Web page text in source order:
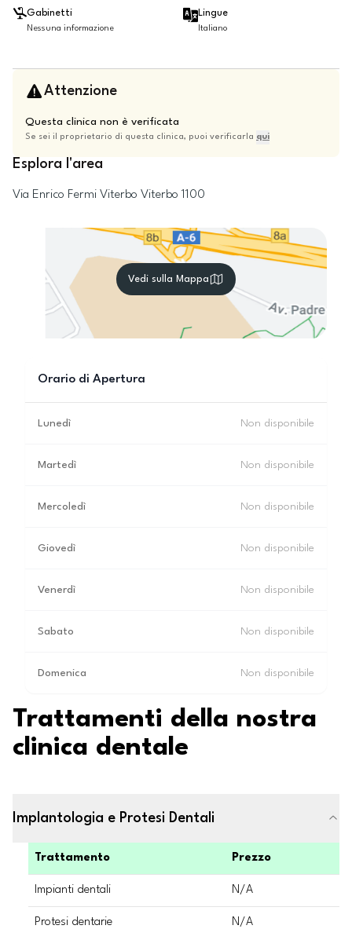
Gabinetti
Nessuna informazione
Lingue
Italiano
Attenzione
Questa clinica non è verificata
Se sei il proprietario di questa clinica, puoi verificarla qui
Esplora l'area
Via Enrico Fermi Viterbo Viterbo 1100
Vedi sulla Mappa
Orario di Apertura
Lunedì Non disponibile
Martedì Non disponibile
Mercoledì Non disponibile
Giovedì Non disponibile
Venerdì Non disponibile
Sabato Non disponibile
Domenica Non disponibile
Trattamenti della nostra
clinica dentale
Implantologia e Protesi Dentali
Trattamento Prezzo
Impianti dentali N/A
Protesi dentarie N/A